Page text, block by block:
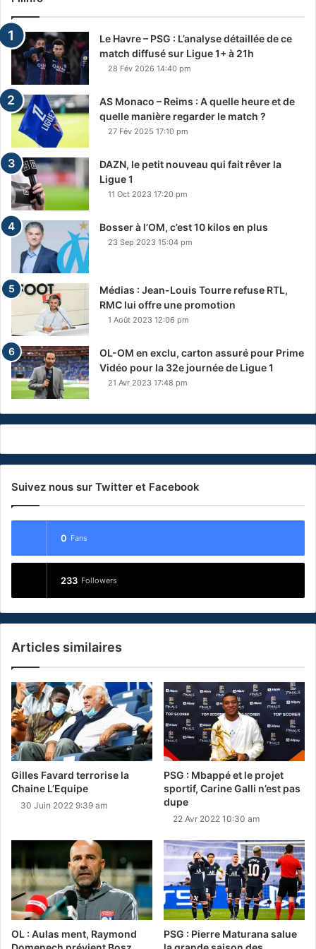
Le Havre – PSG : L’analyse détaillée de ce
match diffusé sur Ligue 1+ à 21h
28 Fév 2026 14:40 pm
AS Monaco – Reims : A quelle heure et de
quelle manière regarder le match ?
27 Fév 2025 17:10 pm
DAZN, le petit nouveau qui fait rêver la
Ligue 1
11 Oct 2023 17:20 pm
Bosser à l’OM, c’est 10 kilos en plus
23 Sep 2023 15:04 pm
Médias : Jean-Louis Tourre refuse RTL,
RMC lui offre une promotion
1 Août 2023 12:06 pm
OL-OM en exclu, carton assuré pour Prime
Vidéo pour la 32e journée de Ligue 1
21 Avr 2023 17:48 pm
Suivez nous sur Twitter et Facebook
0 Fans
233 Followers
Articles similaires
Gilles Favard terrorise la
Chaine L’Equipe
30 Juin 2022 9:39 am
PSG : Mbappé et le projet
sportif, Carine Galli n’est pas
dupe
22 Avr 2022 10:30 am
OL : Aulas ment, Raymond
PSG : Pierre Maturana salue